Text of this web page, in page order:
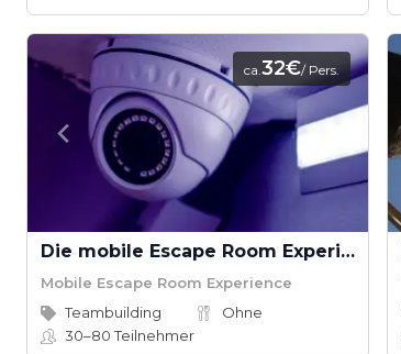
ca.32€/ Pers.
Die mobile Escape Room Experience
Mobile Escape Room Experience
Teambuilding
Ohne
30–80Teilnehmer